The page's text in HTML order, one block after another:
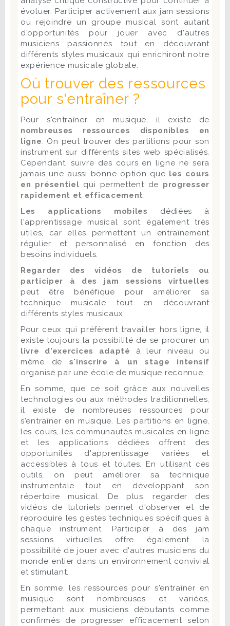
évoluer. Participer activement aux jam sessions
ou rejoindre un groupe musical sont autant
d'opportunités pour jouer avec d'autres
musiciens passionnés tout en découvrant
différents styles musicaux qui enrichiront notre
expérience musicale globale.
Où trouver des ressources
pour s'entraîner ?
Pour s'entraîner en musique, il existe de
nombreuses ressources disponibles en
ligne. On peut trouver des partitions pour son
instrument sur différents sites web spécialisés.
Cependant, suivre des cours en ligne ne sera
jamais une aussi bonne option que les cours
en présentiel qui permettent de progresser
rapidement et efficacement.
Les applications mobiles
dédiées à
l'apprentissage musical sont également très
utiles, car elles permettent un entraînement
régulier et personnalisé en fonction des
besoins individuels.
Regarder des vidéos de tutoriels ou
participer à des jam sessions virtuelles
peut être bénéfique pour améliorer sa
technique musicale tout en découvrant
différents styles musicaux.
Pour ceux qui préfèrent travailler hors ligne, il
existe toujours la possibilité de se procurer un
livre d'exercices adapté
à leur niveau ou
même de s'inscrire à un stage intensif
organisé par une école de musique reconnue.
En somme, que ce soit grâce aux nouvelles
technologies ou aux méthodes traditionnelles,
il existe de nombreuses ressources pour
s'entraîner en musique. Les partitions en ligne,
les cours, les communautés musicales en ligne
et les applications dédiées offrent des
opportunités d'apprentissage variées et
accessibles à tous et toutes. En utilisant ces
outils, on peut améliorer sa technique
instrumentale tout en développant son
répertoire musical. De plus, regarder des
vidéos de tutoriels permet d'observer et de
reproduire les gestes techniques spécifiques à
chaque instrument. Participer à des jam
sessions virtuelles offre également la
possibilité de jouer avec d'autres musiciens du
monde entier dans un environnement convivial
et stimulant.
En somme, les ressources pour s'entraîner en
musique sont nombreuses et variées,
permettant aux musiciens débutants comme
confirmés de progresser efficacement selon